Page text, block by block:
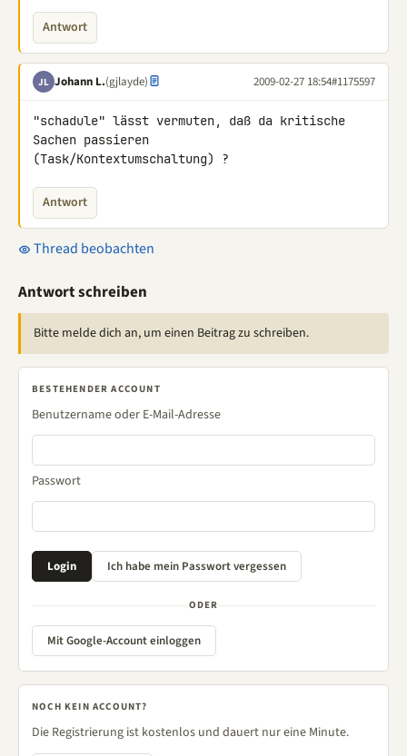
Antwort
JL Johann L.(gjlayde) 2009-02-27 18:54#1175597
"schadule" lässt vermuten, daß da kritische
Sachen passieren
(Task/Kontextumschaltung) ?
Antwort
Thread beobachten
Antwort schreiben
Bitte melde dich an, um einen Beitrag zu schreiben.
BESTEHENDER ACCOUNT
Benutzername oder E-Mail-Adresse
Passwort
ODER
Mit Google-Account einloggen
NOCH KEIN ACCOUNT?
Die Registrierung ist kostenlos und dauert nur eine Minute.